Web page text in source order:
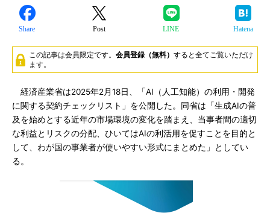
Share Post LINE Hatena
この記事は会員限定です。 会員登録（無料） すると全てご覧いただけ
ます。
経済産業省は2025年2月18日、「AI（人工知能）の利用・開発
に関する契約チェックリスト」を公開した。同省は「生成AIの普
及を始めとする近年の市場環境の変化を踏まえ、当事者間の適切
な利益とリスクの分配、ひいてはAIの利活用を促すことを目的と
して、わが国の事業者が使いやすい形式にまとめた」としてい
る。